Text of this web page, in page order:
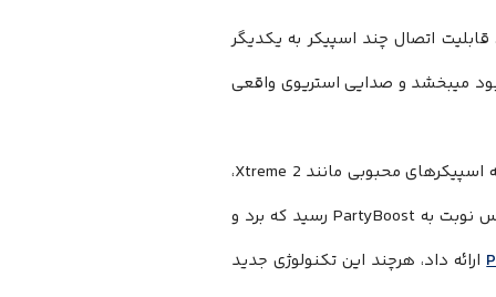
اتصال چند اسپیکر به یکدیگر
میبخشد و صدایی استریوی واقعی
هر به‌روزرسانی جدید بهبودهای کوچکی را ارائه کرده است. تکنولوژی Connect+ به اسپیکرهای محبوبی مانند Xtreme 2،
اسپیکر جی بی ال Charge 4 و Boombox اجازه داد که با هم همگام شوند. سپس نوبت به PartyBoost رسید که برد و
ارائه داد، هرچند این تکنولوژی جدید